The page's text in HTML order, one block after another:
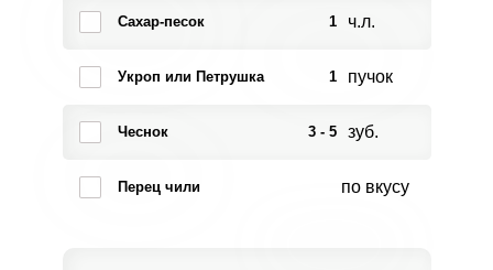
Сахар-песок 1 ч.л.
Укроп или Петрушка 1 пучок
Чеснок 3 - 5 зуб.
Перец чили по вкусу